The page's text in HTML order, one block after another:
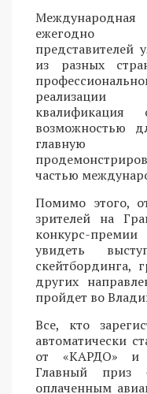
Международная
ежегодно
представителей
из разных
реализации
возможностью
главную
частью
Помимо этого,
зрителей на
конкурс-
увидеть
скейтбординга,
других
пройдет во
Все, кто
автоматически
от «КАРДО» и
Главный
оплаченным